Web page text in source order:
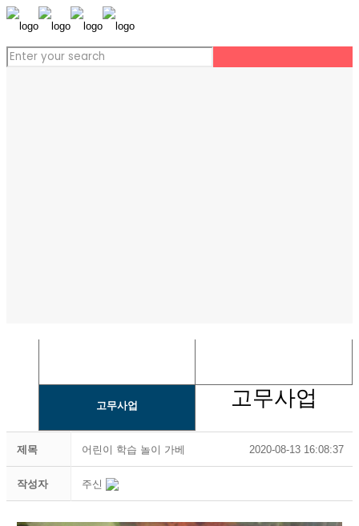
고무사업 고무사업
제목 어린이 학습 놀이 가베 2020-08-13 16:08:37
작성자 주신